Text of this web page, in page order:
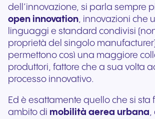
dell’innovazione, si parla sempre
open innovation, innovazioni che
linguaggi e standard condivisi
proprietà del singolo
permettono così una maggiore
produttori, fattore che a sua volta
processo innovativo.
Ed è esattamente quello che si sta
ambito di mobilità aerea urbana,